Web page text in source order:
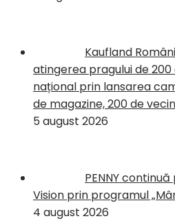
Kaufland
atingerea pragului de
național prin lansarea
de magazine, 200 de
5 august 2026
PENNY
Vision prin programul
4 august 2026